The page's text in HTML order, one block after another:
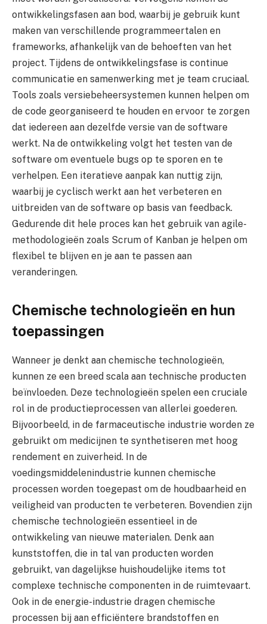
ontwikkelingsfasen aan bod, waarbij je gebruik kunt
maken van verschillende programmeertalen en
frameworks, afhankelijk van de behoeften van het
project. Tijdens de ontwikkelingsfase is continue
communicatie en samenwerking met je team cruciaal.
Tools zoals versiebeheersystemen kunnen helpen om
de code georganiseerd te houden en ervoor te zorgen
dat iedereen aan dezelfde versie van de software
werkt. Na de ontwikkeling volgt het testen van de
software om eventuele bugs op te sporen en te
verhelpen. Een iteratieve aanpak kan nuttig zijn,
waarbij je cyclisch werkt aan het verbeteren en
uitbreiden van de software op basis van feedback.
Gedurende dit hele proces kan het gebruik van agile-
methodologieën zoals Scrum of Kanban je helpen om
flexibel te blijven en je aan te passen aan
veranderingen.
Chemische technologieën en hun
toepassingen
Wanneer je denkt aan chemische technologieën,
kunnen ze een breed scala aan technische producten
beïnvloeden. Deze technologieën spelen een cruciale
rol in de productieprocessen van allerlei goederen.
Bijvoorbeeld, in de farmaceutische industrie worden ze
gebruikt om medicijnen te synthetiseren met hoog
rendement en zuiverheid. In de
voedingsmiddelenindustrie kunnen chemische
processen worden toegepast om de houdbaarheid en
veiligheid van producten te verbeteren. Bovendien zijn
chemische technologieën essentieel in de
ontwikkeling van nieuwe materialen. Denk aan
kunststoffen, die in tal van producten worden
gebruikt, van dagelijkse huishoudelijke items tot
complexe technische componenten in de ruimtevaart.
Ook in de energie-industrie dragen chemische
processen bij aan efficiëntere brandstoffen en